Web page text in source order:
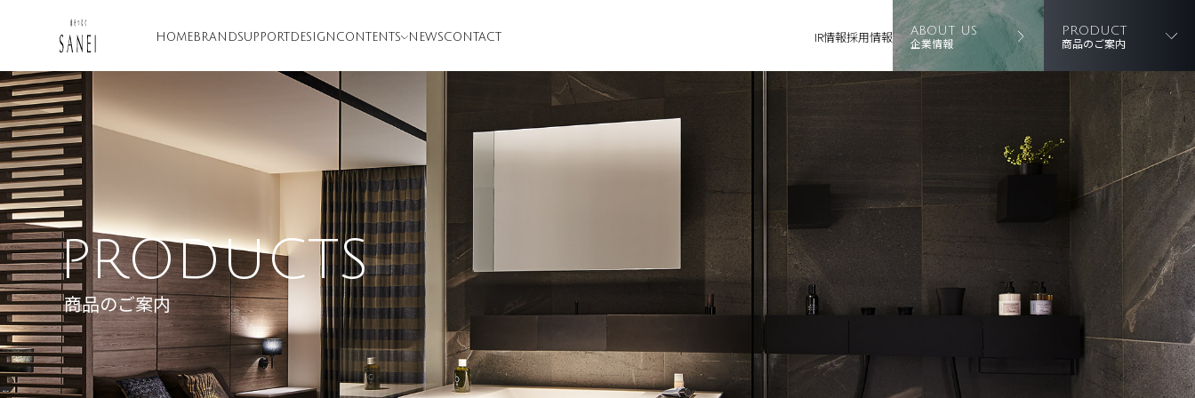
HOME BRANDSUPPORT DESIGN CONTENTS NEWSCONTACT IR情報採用情報 ABOUT US
企業情報
PRODUCT
商品のご案内
PRODUCTS
商品のご案内